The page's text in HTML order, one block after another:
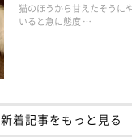
猫のほうから甘えたそうに
いると急に態度 …
新着記事をもっと見る